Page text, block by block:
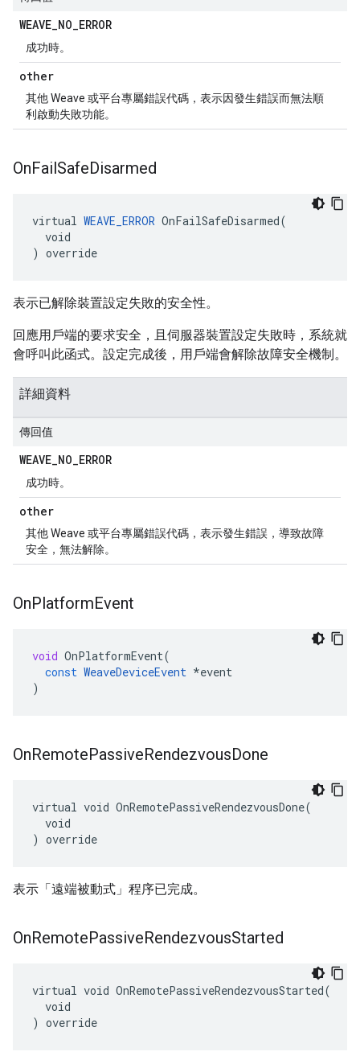
WEAVE_NO_ERROR
成功時。
other
其他 Weave 或平台專屬錯誤代碼，表示因發生錯誤而無法順
利啟動失敗功能。
OnFailSafeDisarmed
virtual WEAVE_ERROR OnFailSafeDisarmed(
  void
) override
表示已解除裝置設定失敗的安全性。
回應用戶端的要求安全，且伺服器裝置設定失敗時，系統就
會呼叫此函式。設定完成後，用戶端會解除故障安全機制。
詳細資料
傳回值
WEAVE_NO_ERROR
成功時。
other
其他 Weave 或平台專屬錯誤代碼，表示發生錯誤，導致故障
安全，無法解除。
OnPlatformEvent
void OnPlatformEvent(
const WeaveDeviceEvent *event
)
OnRemotePassiveRendezvousDone
virtual void OnRemotePassiveRendezvousDone(
  void
) override
表示「遠端被動式」程序已完成。
OnRemotePassiveRendezvousStarted
virtual void OnRemotePassiveRendezvousStarted(
  void
) override